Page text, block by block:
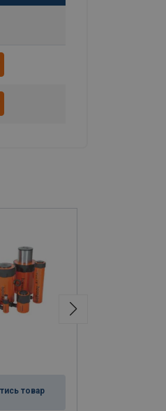
товар